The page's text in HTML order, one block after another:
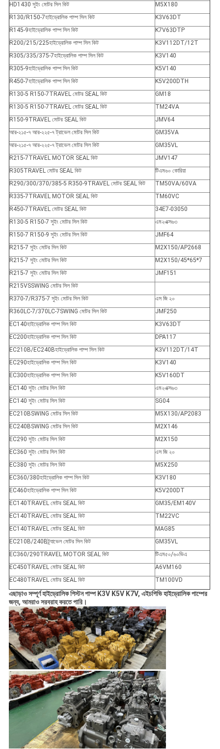
HD1430 সুইং মোটর সিল কিট
M5X180
R130/R150-7হাইড্রোলিক পাম্প সিল কিট
K3V63DT
R145-9হাইড্রোলিক পাম্প সিল কিট
K7V63DTP
R200/215/225হাইড্রোলিক পাম্প সিল কিট
K3V112DT/12T
R305/335/375-7হাইড্রোলিক পাম্প সিল কিট
K3V140
R305-9হাইড্রোলিক পাম্প সিল কিট
K5V140
R450-7হাইড্রোলিক পাম্প সিল কিট
K5V200DTH
R130-5 R150-7TRAVEL মোটর SEAL কিট
GM18
R130-5 R150-7TRAVEL মোটর SEAL কিট
TM24VA
R150-9TRAVEL মোটর SEAL কিট
JMV64
আর-২১৫-৭ আর-২২৫-৭ ট্রাভেল মোটর সিল কিট
GM35VA
আর-২১৫-৭ আর-২২৫-৭ ট্রাভেল মোটর সিল কিট
GM35VL
R215-7TRAVEL MOTOR SEAL কিট
JMV147
R305TRAVEL মোটর SEAL কিট
টিএম৬০ কোরিয়া
R290/300/370/385-5 R350-9TRAVEL মোটর SEAL কিট
TM50VA/60VA
R335-7TRAVEL MOTOR SEAL কিট
TM60VC
R450-7TRAVEL মোটর SEAL কিট
34E7-03050
R130-5 R150-7 সুইং মোটর সিল কিট
এম২এক্স৬৩
R150-7 R150-9 সুইং মোটর সিল কিট
JMF64
R215-7 সুইং মোটর সিল কিট
M2X150/AP2668
R215-7 সুইং মোটর সিল কিট
M2X150/45*65*7
R215-7 সুইং মোটর সিল কিট
JMF151
R215VSSWING মোটর সিল কিট
R370-7/R375-7 সুইং মোটর সিল কিট
এস জি ২০
R360LC-7/370LC-7SWING মোটর সিল কিট
JMF250
EC140হাইড্রোলিক পাম্প সিল কিট
K3V63DT
EC200হাইড্রোলিক পাম্প সিল কিট
DPA117
EC210B/EC240Bহাইড্রোলিক পাম্প সিল কিট
K3V112DT/14T
EC290হাইড্রোলিক পাম্প সিল কিট
K3V140
EC300হাইড্রোলিক পাম্প সিল কিট
K5V160DT
EC140 সুইং মোটর সিল কিট
এম২এক্স৬৩
EC140 সুইং মোটর সিল কিট
SG04
EC210BSWING মোটর সিল কিট
M5X130/AP2083
EC240BSWING মোটর সিল কিট
M2X146
EC290 সুইং মোটর সিল কিট
M2X150
EC360 সুইং মোটর সিল কিট
এস জি ২০
EC380 সুইং মোটর সিল কিট
M5X250
EC360/380হাইড্রোলিক পাম্প সিল কিট
K3V180
EC460হাইড্রোলিক পাম্প সিল কিট
K5V200DT
EC140TRAVEL মোটর SEAL কিট
GM35/EM140V
EC140TRAVEL মোটর SEAL কিট
TM22VC
EC140TRAVEL মোটর SEAL কিট
MAG85
EC210B/240Bট্র্যাভেল মোটর সিল কিট
GM35VL
EC360/290TRAVEL MOTOR SEAL কিট
টিএম৫০/৬০ভিএ
EC450TRAVEL মোটর SEAL কিট
A6VM160
EC480TRAVEL মোটর SEAL কিট
TM100VD
এছাড়াও সম্পূর্ণ হাইড্রোলিক পিস্টন পাম্প K3V K5V K7V, এইচপিভি হাইড্রোলিক পাম্পের
জন্য, আমরাও সরবরাহ করতে পারি।